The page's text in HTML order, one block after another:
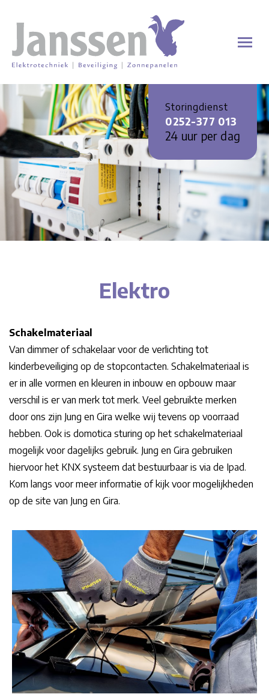
Storingdienst
0252-377 013
24 uur per dag
Elektro
Schakelmateriaal
Van dimmer of schakelaar voor de verlichting tot
kinderbeveiliging op de stopcontacten. Schakelmateriaal is
er in alle vormen en kleuren in inbouw en opbouw maar
verschil is er van merk tot merk. Veel gebruikte merken
door ons zijn Jung en Gira welke wij tevens op voorraad
hebben. Ook is domotica sturing op het schakelmateriaal
mogelijk voor dagelijks gebruik. Jung en Gira gebruiken
hiervoor het KNX systeem dat bestuurbaar is via de Ipad.
Kom langs voor meer informatie of kijk voor mogelijkheden
op de site van Jung en Gira.